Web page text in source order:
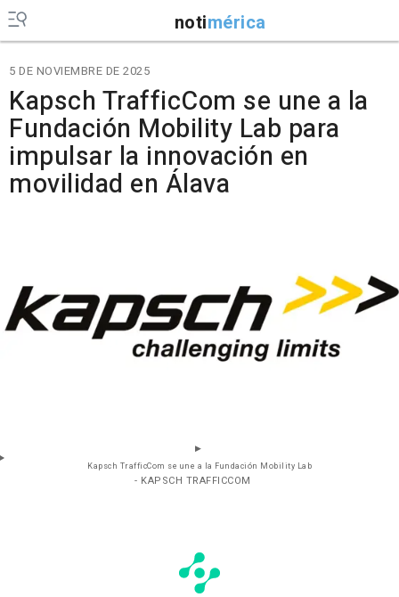
notimérica
5 DE NOVIEMBRE DE 2025
Kapsch TrafficCom se une a la
Fundación Mobility Lab para
impulsar la innovación en
movilidad en Álava
Kapsch TrafficCom se une a la Fundación Mobility Lab
- KAPSCH TRAFFICCOM